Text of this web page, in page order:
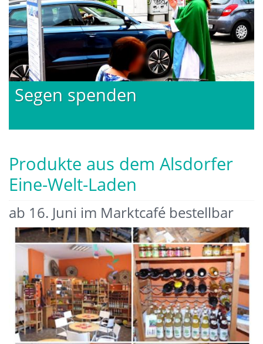
Segen spenden
Produkte aus dem Alsdorfer
Eine-Welt-Laden
ab 16. Juni im Marktcafé bestellbar